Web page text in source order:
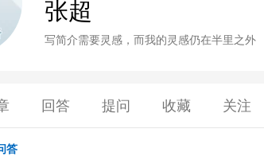
张超
写简介需要灵感，而我的灵感仍在半里之外
回答 提问 收藏 关注
答